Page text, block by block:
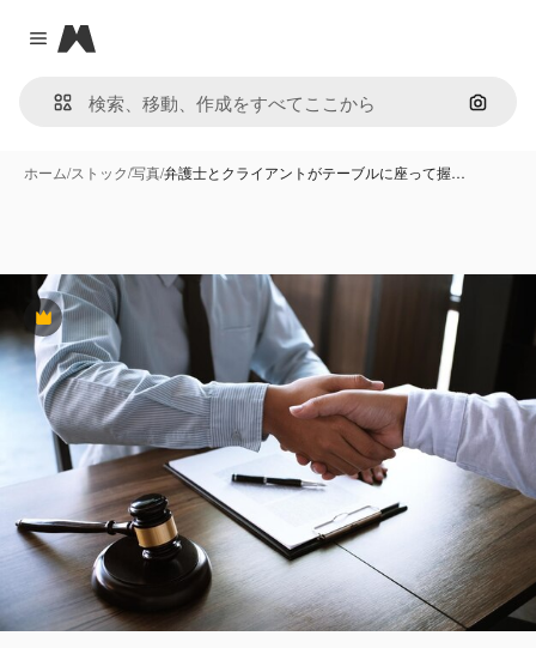
Close menu
Magnific
画像で
ホーム/ストック/写真/弁護士とクライアントがテーブルに座って握…
Premium